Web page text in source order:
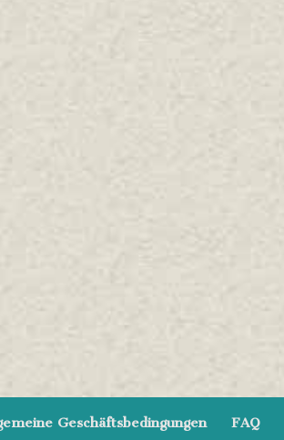
Geschäftsbedingungen FAQ